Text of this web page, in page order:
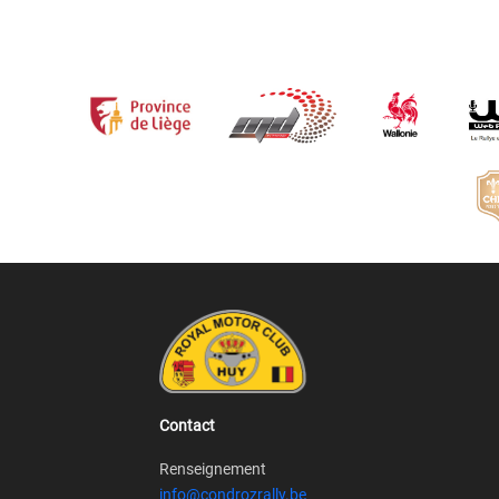
Contact
Renseignement
info@condrozrally.be